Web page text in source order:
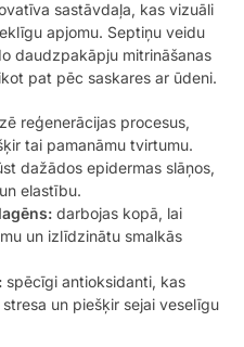
sastāvdaļa, kas vizuāli
apjomu. Septiņu veidu
daudzpakāpju mitrināšanas
pat pēc saskares ar ūdeni.
reģenerācijas procesus,
tai pamanāmu tvirtumu.
dažādos epidermas slāņos,
elastību.
darbojas kopā, lai
un izlīdzinātu smalkās
spēcīgi antioksidanti, kas
un piešķir sejai veselīgu